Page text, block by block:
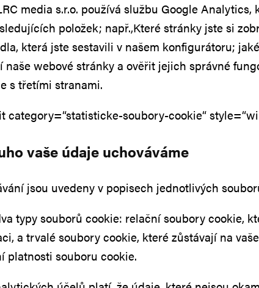
media s.r.o. používá službu Google
položek; např.,Které stránky jste si
která jste sestavili v našem konfigurátoru;
naše webové stránky a ověřit jejich správné
s třetími stranami.
category=“statisticke-soubory-cookie“
vaše údaje uchováváme
jsou uvedeny v popisech jednotlivých
typy souborů cookie: relační soubory cookie,
a trvalé soubory cookie, které zůstávají na
platnosti souboru cookie.